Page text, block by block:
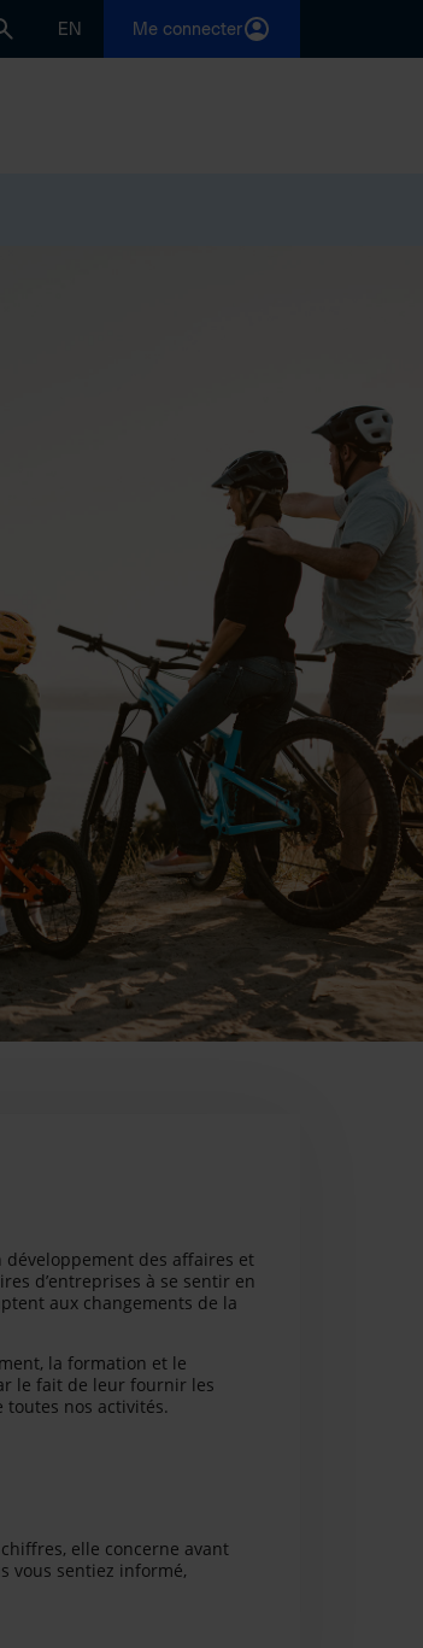
EN Me connecter
développement des affaires et
d’entreprises à se sentir en
aux changements de la
la formation et le
le fait de leur fournir les
nos activités.
elle concerne avant
vous sentiez informé,